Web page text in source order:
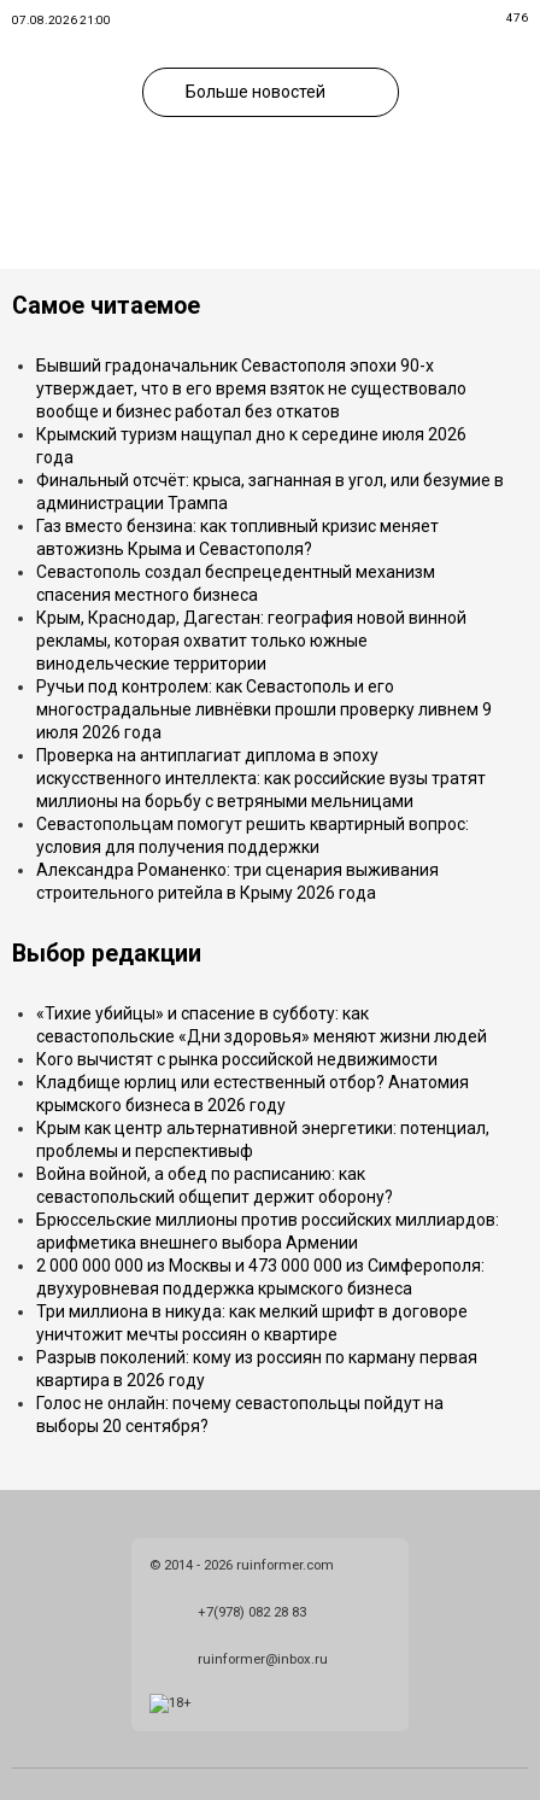
07.08.2026 21:00 476
Больше новостей
Самое читаемое
Бывший градоначальник Севастополя эпохи 90-х
утверждает, что в его время взяток не существовало
вообще и бизнес работал без откатов
Крымский туризм нащупал дно к середине июля 2026
года
Финальный отсчёт: крыса, загнанная в угол, или безумие в
администрации Трампа
Газ вместо бензина: как топливный кризис меняет
автожизнь Крыма и Севастополя?
Севастополь создал беспрецедентный механизм
спасения местного бизнеса
Крым, Краснодар, Дагестан: география новой винной
рекламы, которая охватит только южные
винодельческие территории
Ручьи под контролем: как Севастополь и его
многострадальные ливнёвки прошли проверку ливнем 9
июля 2026 года
Проверка на антиплагиат диплома в эпоху
искусственного интеллекта: как российские вузы тратят
миллионы на борьбу с ветряными мельницами
Севастопольцам помогут решить квартирный вопрос:
условия для получения поддержки
Александра Романенко: три сценария выживания
строительного ритейла в Крыму 2026 года
Выбор редакции
«Тихие убийцы» и спасение в субботу: как
севастопольские «Дни здоровья» меняют жизни людей
Кого вычистят с рынка российской недвижимости
Кладбище юрлиц или естественный отбор? Анатомия
крымского бизнеса в 2026 году
Крым как центр альтернативной энергетики: потенциал,
проблемы и перспективыф
Война войной, а обед по расписанию: как
севастопольский общепит держит оборону?
Брюссельские миллионы против российских миллиардов:
арифметика внешнего выбора Армении
2 000 000 000 из Москвы и 473 000 000 из Симферополя:
двухуровневая поддержка крымского бизнеса
Три миллиона в никуда: как мелкий шрифт в договоре
уничтожит мечты россиян о квартире
Разрыв поколений: кому из россиян по карману первая
квартира в 2026 году
Голос не онлайн: почему севастопольцы пойдут на
выборы 20 сентября?
© 2014 - 2026 ruinformer.com
+7(978) 082 28 83
ruinformer@inbox.ru